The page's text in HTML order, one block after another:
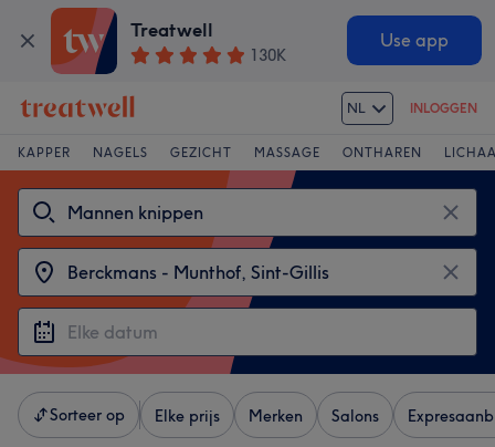
Treatwell
130K
Use app
NL INLOGGEN
KAPPER NAGELS GEZICHT MASSAGE ONTHAREN
Sorteer op Elke prijs Merken Salons